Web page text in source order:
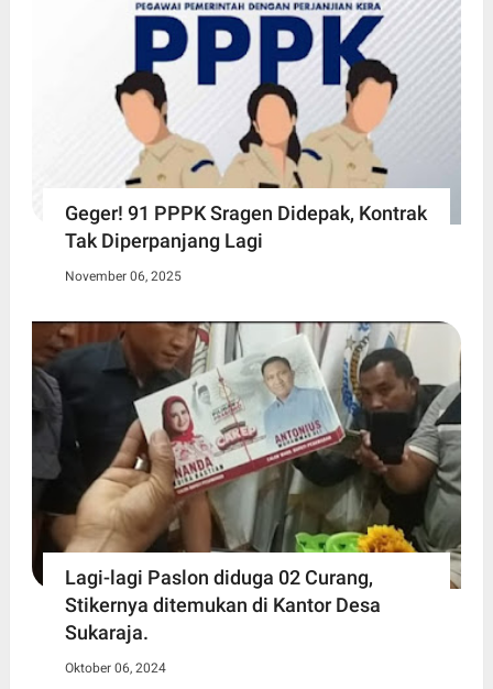
Geger! 91 PPPK Sragen Didepak, Kontrak
Tak Diperpanjang Lagi
November 06, 2025
Lagi-lagi Paslon diduga 02 Curang,
Stikernya ditemukan di Kantor Desa
Sukaraja.
Oktober 06, 2024